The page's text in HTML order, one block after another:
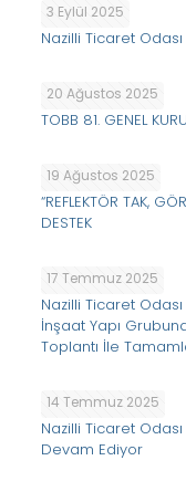
3 Eylül 2025
Nazilli Ticaret
20 Ağustos 2025
TOBB 81. GENEL
19 Ağustos 2025
“REFLEKTÖR TAK,
DESTEK
17 Temmuz 2025
Nazilli Ticaret Odası
İnşaat Yapı
Toplantı İle
14 Temmuz 2025
Nazilli Ticaret Odası
Devam Ediyor